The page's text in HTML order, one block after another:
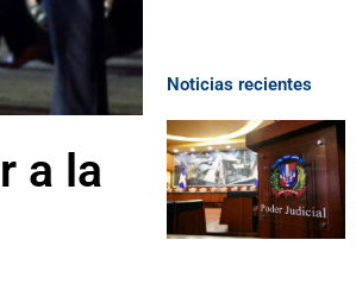
a la
Noticias recientes